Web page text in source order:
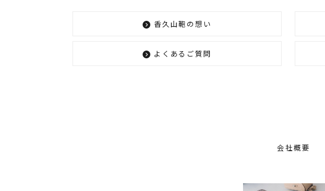
香久山鞄の想い
よくあるご質問
会社概要